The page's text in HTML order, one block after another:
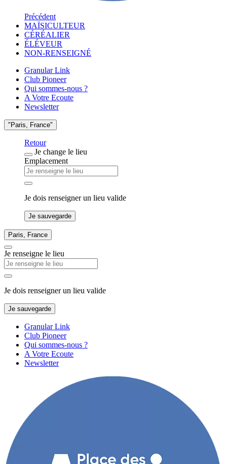
Précédent
MAÏSICULTEUR
CÉRÉALIER
ÉLÉVEUR
NON-RENSEIGNÉ
Granular Link
Club Pioneer
Qui sommes-nous ?
A Votre Ecoute
Newsletter
"Paris, France"
Retour
Je change le lieu
Emplacement
Je dois renseigner un lieu valide
Je sauvegarde
Paris, France
Je renseigne le lieu
Je dois renseigner un lieu valide
Je sauvegarde
Granular Link
Club Pioneer
Qui sommes-nous ?
A Votre Ecoute
Newsletter